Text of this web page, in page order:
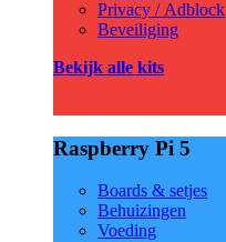
Privacy / Adblock
Beveiliging
Bekijk alle kits
Raspberry Pi 5
Boards & setjes
Behuizingen
Voeding